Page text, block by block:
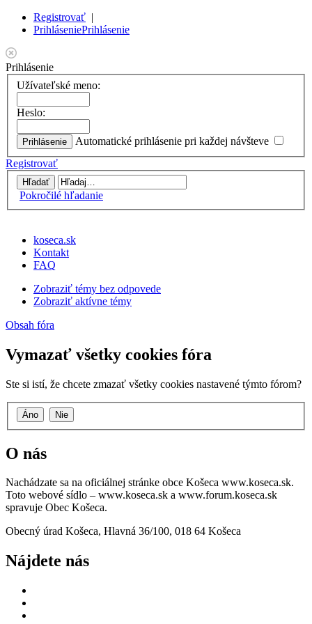
Registrovať |
PrihláseniePrihlásenie
Prihlásenie
Užívateľské meno:
Heslo:
Automatické prihlásenie pri každej návšteve
Registrovať
Pokročilé hľadanie
koseca.sk
Kontakt
FAQ
Zobraziť témy bez odpovede
Zobraziť aktívne témy
Obsah fóra
Vymazať všetky cookies fóra
Ste si istí, že chcete zmazať všetky cookies nastavené týmto fórom?
O nás
Nachádzate sa na oficiálnej stránke obce Košeca www.koseca.sk.
Toto webové sídlo – www.koseca.sk a www.forum.koseca.sk
spravuje Obec Košeca.
Obecný úrad Košeca, Hlavná 36/100, 018 64 Košeca
Nájdete nás